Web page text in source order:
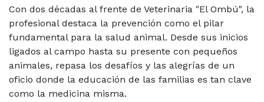
Con dos décadas al frente de Veterinaria "El Ombú", la
profesional destaca la prevención como el pilar
fundamental para la salud animal. Desde sus inicios
ligados al campo hasta su presente con pequeños
animales, repasa los desafíos y las alegrías de un
oficio donde la educación de las familias es tan clave
como la medicina misma.